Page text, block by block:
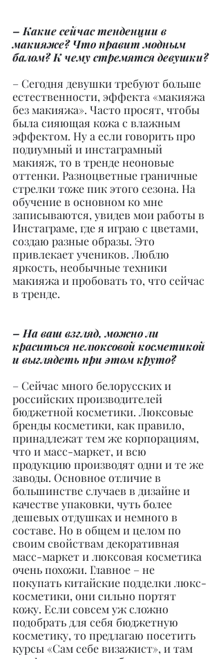
– Какие сейчас тенденции в
макияже? Что правит модным
балом? К чему стремятся девушки?
– Сегодня девушки требуют больше
естественности, эффекта «макияжа
без макияжа». Часто просят, чтобы
была сияющая кожа с влажным
эффектом. Ну а если говорить про
подиумный и инстаграмный
макияж, то в тренде неоновые
оттенки. Разноцветные граничные
стрелки тоже пик этого сезона. На
обучение в основном ко мне
записываются, увидев мои работы в
Инстаграме, где я играю с цветами,
создаю разные образы. Это
привлекает учеников. Люблю
яркость, необычные техники
макияжа и пробовать то, что сейчас
в тренде.
– На ваш взгляд, можно ли
краситься нелюксовой косметикой
и выглядеть при этом круто?
– Сейчас много белорусских и
российских производителей
бюджетной косметики. Люксовые
бренды косметики, как правило,
принадлежат тем же корпорациям,
что и масс-маркет, и всю
продукцию производят одни и те же
заводы. Основное отличие в
большинстве случаев в дизайне и
качестве упаковки, чуть более
дешевых отдушках и немного в
составе. Но в общем и целом по
своим свойствам декоративная
масс-маркет и люксовая косметика
очень похожи. Главное – не
покупать китайские подделки люкс-
косметики, они сильно портят
кожу. Если совсем уж сложно
подобрать для себя бюджетную
косметику, то предлагаю посетить
курсы «Сам себе визажист», и там